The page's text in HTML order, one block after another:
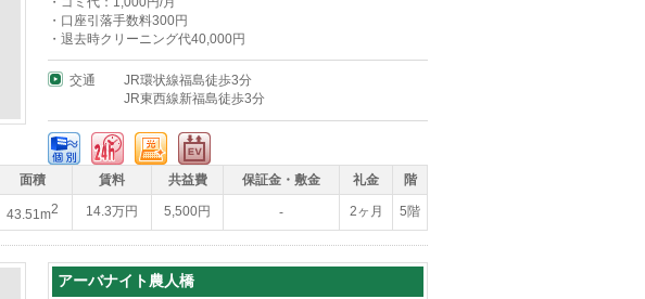
・口座引落手数料300円
・退去時クリーニング代40,000円
交通
JR環状線福島徒歩3分
JR東西線新福島徒歩3分
面積 賃料 共益費 保証金・敷金 礼金 階
43.51m2 14.3万円 5,500円 - 2ヶ月 5階
アーバナイト農人橋